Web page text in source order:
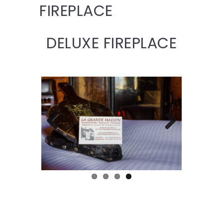
FIREPLACE
DELUXE FIREPLACE
Previous